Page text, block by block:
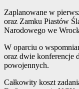
Zaplanowane w
oraz Zamku Piastów
Narodowego we
W oparciu o
oraz dwie konferencje
powojennych.
Całkowity koszt